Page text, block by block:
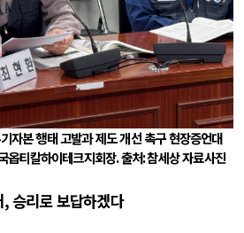
자본 행태 고발과 제도 개선 촉구 현장증언대
옵티칼하이테크지회장.출처:참세상 자료사진
승리로 보답하겠다